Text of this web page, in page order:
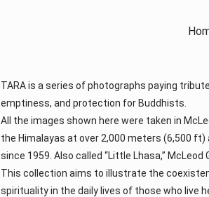
TARA is a series of photographs paying
emptiness, and protection for Buddhists.
All the images shown here were taken in
the Himalayas at over 2,000 meters (6,500
since 1959. Also called “Little Lhasa,”
This collection aims to illustrate the
spirituality in the daily lives of those who live